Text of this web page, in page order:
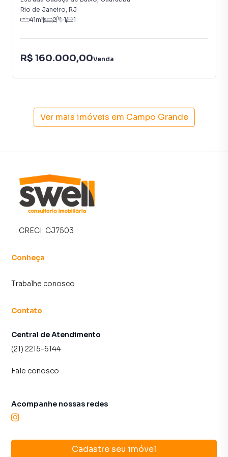
Rio de Janeiro, RJ
41m² 2 1 1
R$ 160.000,00Venda
Ver mais imóveis em Campo Grande
CRECI: CJ7503
Conheça
Trabalhe conosco
Contato
Central de Atendimento
(21) 2215-6144
Fale conosco
Cadastre seu imóvel
Acompanhe nossas redes